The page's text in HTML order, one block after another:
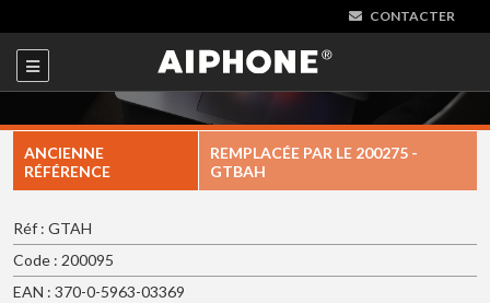
CONTACTER
ANCIENNE
RÉFÉRENCE
REMPLACÉE PAR LE 200275 -
GTBAH
Réf : GTAH
Code : 200095
EAN : 370-0-5963-03369